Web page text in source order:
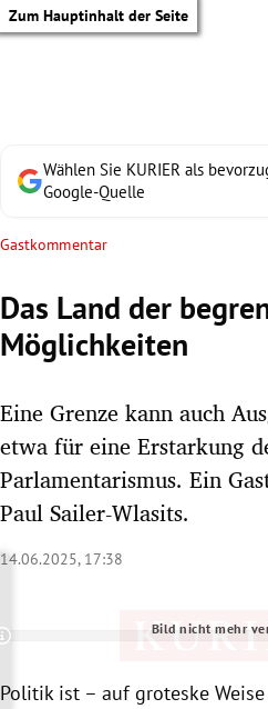
Zum Hauptinhalt der Seite
Untermenü
Untermenü
Untermenü
Untermenü
Untermenü
Wählen Sie KURIER als
Google-Quelle
Gastkommentar
Das Land der
Möglichkeiten
Eine Grenze kann auch
etwa für eine Erstarkung
Parlamentarismus. Ein
Paul Sailer-Wlasits.
14.06.2025, 17:38
Bild nicht mehr
Copyright-Hinweis öffnen/
Politik ist – auf groteske